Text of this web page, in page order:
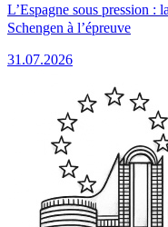
L’Espagne sous pression :
Schengen à l’épreuve
31.07.2026